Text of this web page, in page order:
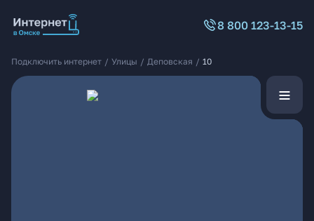
8 800 123-13-15
Подключить интернет / Улицы / Деповская / 10